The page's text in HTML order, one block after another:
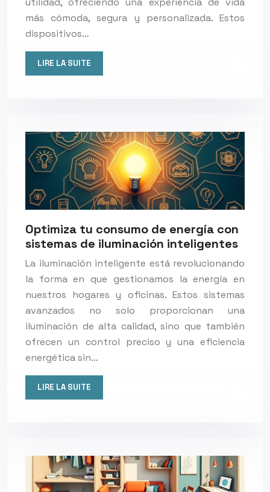
más cómoda, segura y personalizada. Estos
dispositivos…
LIRE LA SUITE
Optimiza tu consumo de energía con
sistemas de iluminación inteligentes
La iluminación inteligente está revolucionando
la forma en que gestionamos la energía en
nuestros hogares y oficinas. Estos sistemas
avanzados no solo proporcionan una
iluminación de alta calidad, sino que también
ofrecen un control preciso y una eficiencia
energética sin…
LIRE LA SUITE